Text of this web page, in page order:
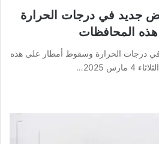
جديد في درجات الحرارة
المحافظات
في درجات الحرارة وسقوط أمطار على هذه
2025…